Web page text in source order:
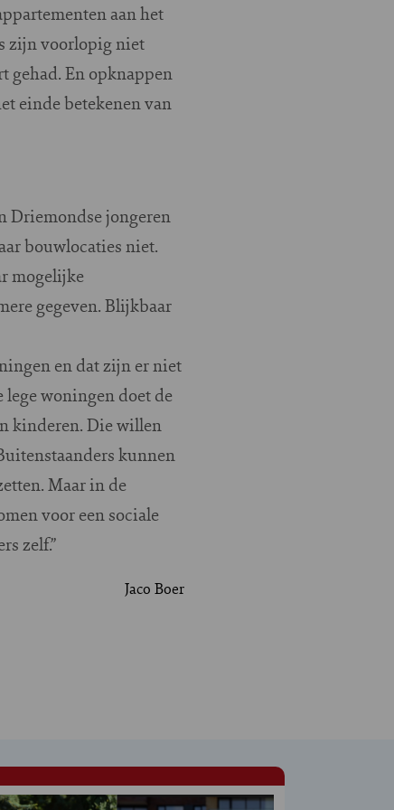
aan het
zijn voorlopig niet
gehad. En opknappen
einde betekenen van
Driemondse jongeren
bouwlocaties niet.
mogelijke
gegeven. Blijkbaar
en dat zijn er niet
lege woningen doet de
kinderen. Die willen
kunnen
Maar in de
voor een sociale
zelf.”
Jaco Boer